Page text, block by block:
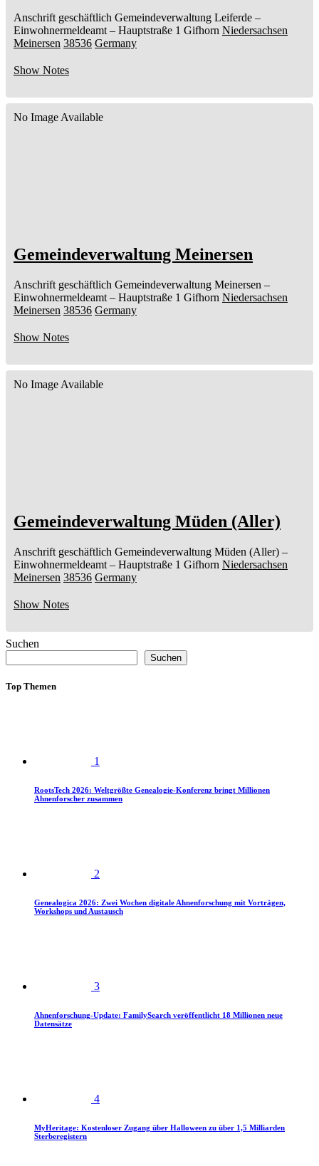
Anschrift geschäftlich Gemeindeverwaltung Leiferde –
Einwohnermeldeamt – Hauptstraße 1 Gifhorn Niedersachsen
Meinersen 38536 Germany
Show Notes
No Image Available
Gemeindeverwaltung Meinersen
Anschrift geschäftlich Gemeindeverwaltung Meinersen –
Einwohnermeldeamt – Hauptstraße 1 Gifhorn Niedersachsen
Meinersen 38536 Germany
Show Notes
No Image Available
Gemeindeverwaltung Müden (Aller)
Anschrift geschäftlich Gemeindeverwaltung Müden (Aller) –
Einwohnermeldeamt – Hauptstraße 1 Gifhorn Niedersachsen
Meinersen 38536 Germany
Show Notes
Suchen
Suchen
Top Themen
1
RootsTech 2026: Weltgrößte Genealogie-Konferenz bringt Millionen
Ahnenforscher zusammen
2
Genealogica 2026: Zwei Wochen digitale Ahnenforschung mit Vorträgen,
Workshops und Austausch
3
Ahnenforschung-Update: FamilySearch veröffentlicht 18 Millionen neue
Datensätze
4
MyHeritage: Kostenloser Zugang über Halloween zu über 1,5 Milliarden
Sterberegistern